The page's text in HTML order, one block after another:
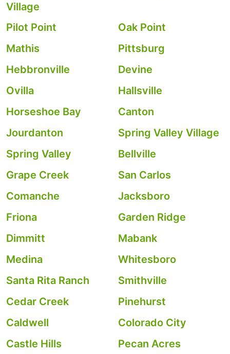
Village
Pilot Point
Oak Point
Mathis
Pittsburg
Hebbronville
Devine
Ovilla
Hallsville
Horseshoe Bay
Canton
Jourdanton
Spring Valley Village
Spring Valley
Bellville
Grape Creek
San Carlos
Comanche
Jacksboro
Friona
Garden Ridge
Dimmitt
Mabank
Medina
Whitesboro
Santa Rita Ranch
Smithville
Cedar Creek
Pinehurst
Caldwell
Colorado City
Castle Hills
Pecan Acres